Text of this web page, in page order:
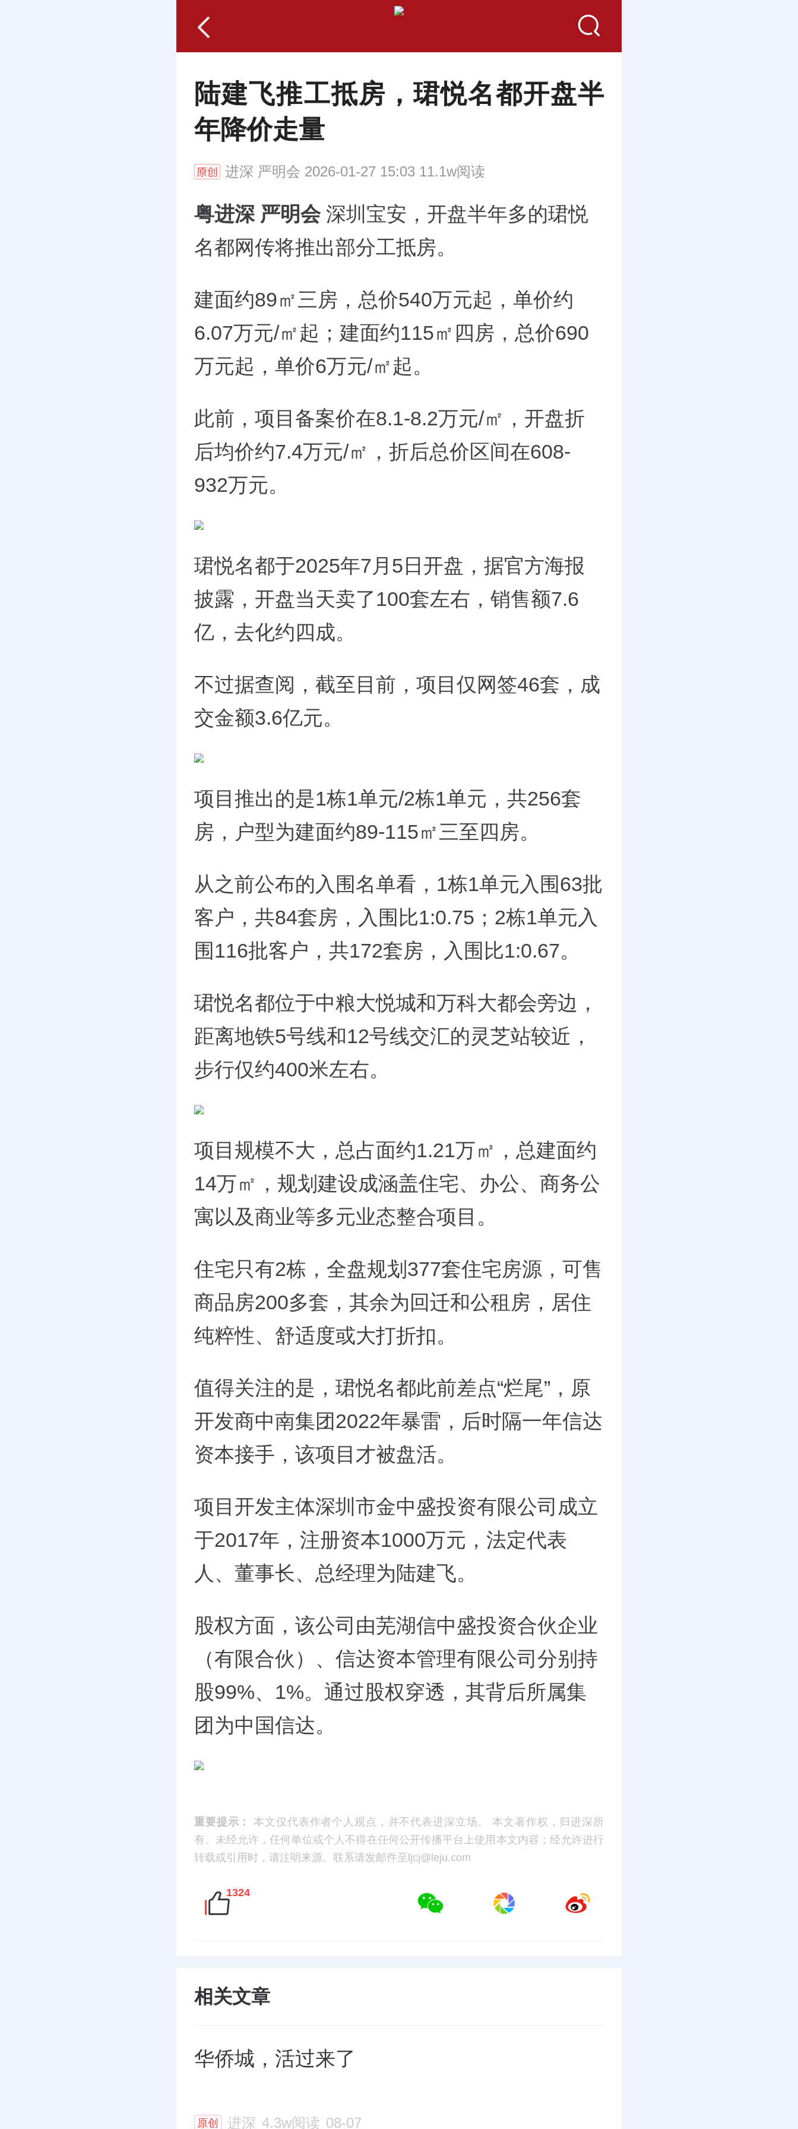
陆建飞推工抵房，珺悦名都开盘半
年降价走量
进深 严明会 2026-01-27 15:03 11.1w阅读
粤进深 严明会深圳宝安，开盘半年多的珺悦
名都网传将推出部分工抵房。
建面约89㎡三房，总价540万元起，单价约
6.07万元/㎡起；建面约115㎡四房，总价690
万元起，单价6万元/㎡起。
此前，项目备案价在8.1-8.2万元/㎡，开盘折
后均价约7.4万元/㎡，折后总价区间在608-
932万元。
珺悦名都于2025年7月5日开盘，据官方海报
披露，开盘当天卖了100套左右，销售额7.6
亿，去化约四成。
不过据查阅，截至目前，项目仅网签46套，成
交金额3.6亿元。
项目推出的是1栋1单元/2栋1单元，共256套
房，户型为建面约89-115㎡三至四房。
从之前公布的入围名单看，1栋1单元入围63批
客户，共84套房，入围比1:0.75；2栋1单元入
围116批客户，共172套房，入围比1:0.67。
珺悦名都位于中粮大悦城和万科大都会旁边，
距离地铁5号线和12号线交汇的灵芝站较近，
步行仅约400米左右。
项目规模不大，总占面约1.21万㎡，总建面约
14万㎡，规划建设成涵盖住宅、办公、商务公
寓以及商业等多元业态整合项目。
住宅只有2栋，全盘规划377套住宅房源，可售
商品房200多套，其余为回迁和公租房，居住
纯粹性、舒适度或大打折扣。
值得关注的是，珺悦名都此前差点“烂尾”，原
开发商中南集团2022年暴雷，后时隔一年信达
资本接手，该项目才被盘活。
项目开发主体深圳市金中盛投资有限公司成立
于2017年，注册资本1000万元，法定代表
人、董事长、总经理为陆建飞。
股权方面，该公司由芜湖信中盛投资合伙企业
（有限合伙）、信达资本管理有限公司分别持
股99%、1%。通过股权穿透，其背后所属集
团为中国信达。
重要提示：
本文仅代表作者个人观点，并不代表进深立场。 本文著作权，归进深所
有。未经允许，任何单位或个人不得在任何公开传播平台上使用本文内容；经允许进行
转载或引用时，请注明来源。联系请发邮件至ljcj@leju.com
1324
相关文章
华侨城，活过来了
原创 进深 4.3w阅读 08-07